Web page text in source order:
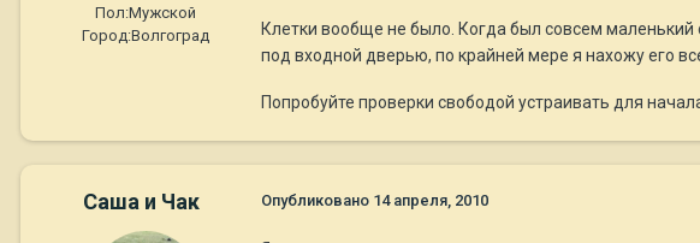
Пол:Мужской
Город:Волгоград
Клетки вообще не было. Когда был совсем
под входной дверью, по крайней мере я нахожу его
Попробуйте проверки свободой устраивать для
Саша и Чак Опубликовано 14 апреля, 2010